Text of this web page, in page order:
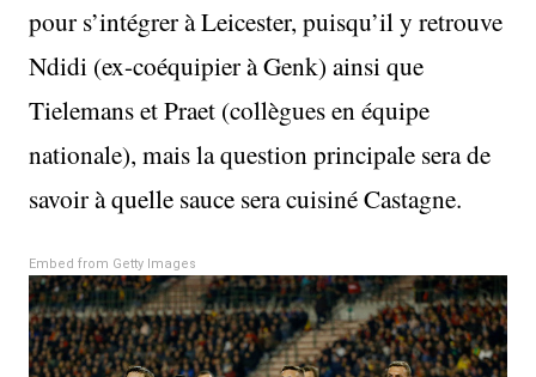
pour s’intégrer à Leicester, puisqu’il y retrouve
Ndidi (ex-coéquipier à Genk) ainsi que
Tielemans et Praet (collègues en équipe
nationale), mais la question principale sera de
savoir à quelle sauce sera cuisiné Castagne.
Embed from Getty Images